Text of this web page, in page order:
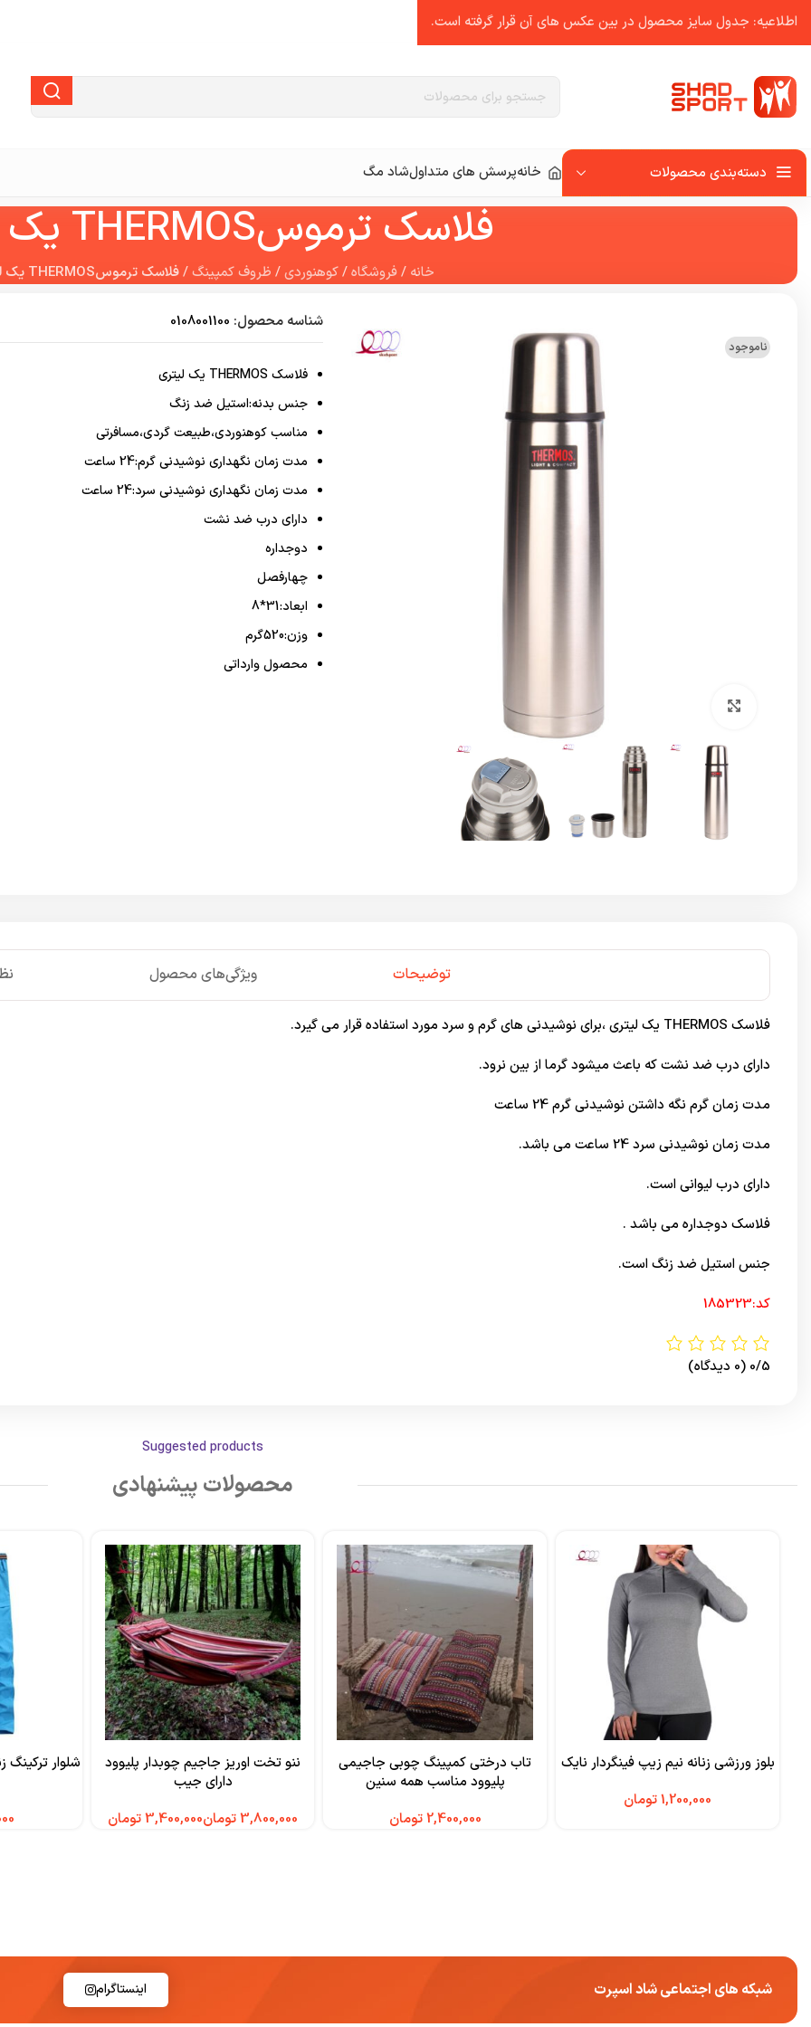
دسته‌بندی محصولات خانهپرسش های متداولشاد مگ
فلاسک ترموسTHERMOS یک لیتری
خانه /فروشگاه/کوهنوردی/ ظروف کمپینگ/فلاسک ترموسTHERMOS یک لیتری
ناموجود
برای بزرگنمایی کلیک کنید
شناسه محصول: 0108001100
فلاسک THERMOS یک لیتری
جنس بدنه:استیل ضد زنگ
مناسب کوهنوردی،طبیعت گردی،مسافرتی
مدت زمان نگهداری نوشیدنی گرم:24 ساعت
مدت زمان نگهداری نوشیدنی سرد:24 ساعت
دارای درب ضد نشت
دوجداره
چهارفصل
ابعاد:31*8
وزن:520گرم
محصول وارداتی
توضیحات ویژگی‌های محصول
فلاسک THERMOS یک لیتری ،برای نوشیدنی های گرم و سرد مورد استفاده قرار می گیرد.
دارای درب ضد نشت که باعث میشود گرما از بین نرود.
مدت زمان گرم نگه داشتن نوشیدنی گرم 24 ساعت
مدت زمان نوشیدنی سرد 24 ساعت می باشد.
دارای درب لیوانی است.
فلاسک دوجداره می باشد .
جنس استیل ضد زنگ است.
کد:185323
0/5 (0 دیدگاه)
Suggested products
محصولات پیشنهادی
بلوز ورزشی زنانه نیم زیپ فینگردار نایک
تومان
تاب درختی کمپینگ چوبی جاجیمی
پلیوود مناسب همه سنین
تومان
ننو تخت اوریز جاجیم چوبدار پلیوود
دارای جیب
تومان
تومان
شبکه های اجتماعی شاد اسپرت اینستاگرام
اطلاعیه: جدول سایز محصول در بین عکس ‌های آن قرار گرفته است.